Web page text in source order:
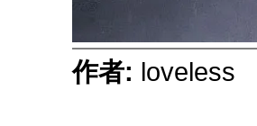
作者: loveless